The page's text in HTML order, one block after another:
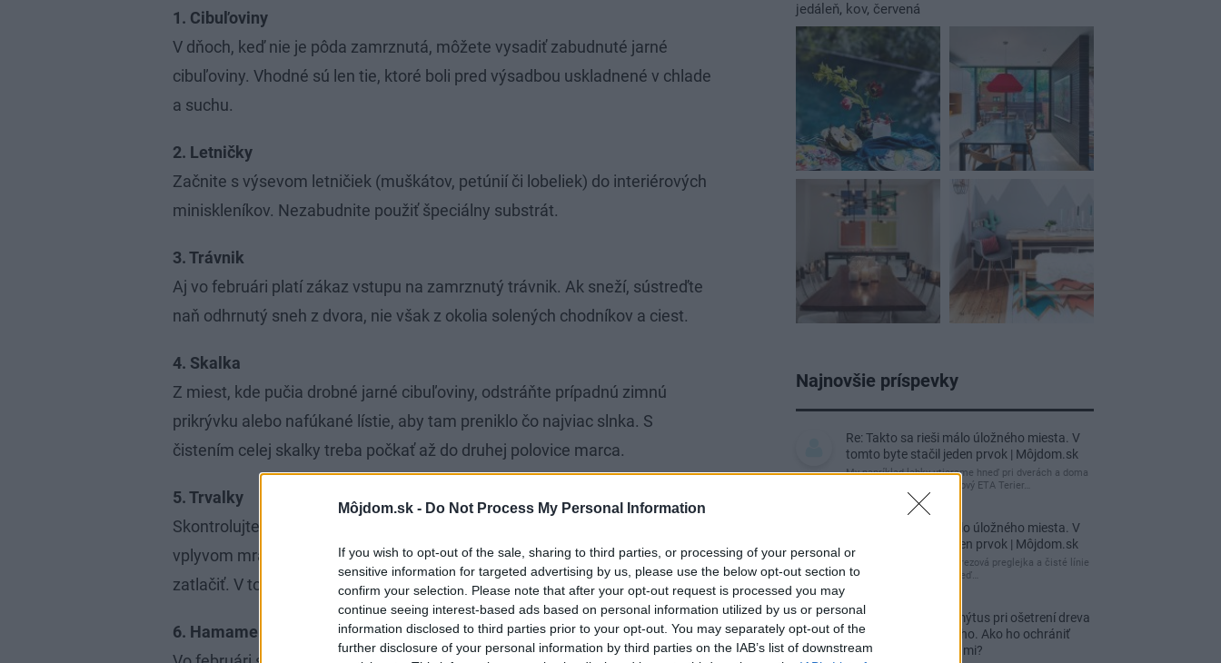
Môjdom.sk - Do Not Process My Personal Information
If you wish to opt-out of the sale, sharing to third parties, or processing of your personal or
sensitive information for targeted advertising by us, please use the below opt-out section to
confirm your selection. Please note that after your opt-out request is processed you may
continue seeing interest-based ads based on personal information utilized by us or personal
information disclosed to third parties prior to your opt-out. You may separately opt-out of the
further disclosure of your personal information by third parties on the IAB’s list of downstream
1. Cibuľoviny
V dňoch, keď nie je pôda zamrznutá, môžete vysadiť zabudnuté jarné
cibuľoviny. Vhodné sú len tie, ktoré boli pred výsadbou uskladnené v chlade
a suchu.
2. Letničky
Začnite s výsevom letničiek (muškátov, petúnií či lobeliek) do interiérových
miniskleníkov. Nezabudnite použiť špeciálny substrát.
3. Trávnik
Aj vo februári platí zákaz vstupu na zamrznutý trávnik. Ak sneží, sústreďte
naň odhrnutý sneh z dvora, nie však z okolia solených chodníkov a ciest.
4. Skalka
Z miest, kde pučia drobné jarné cibuľoviny, odstráňte prípadnú zimnú
prikrývku alebo nafúkané lístie, aby tam preniklo čo najviac slnka. S
čistením celej skalky treba počkať až do druhej polovice marca.
5. Trvalky
Skontrolujte miesta, kde boli v minulom roku vysádzané trvalky. Ak sa
vplyvom mrazu koreňové baly vytiahli z pôdy, opatrne ich treba opäť
zatlačiť. V tomto období môžete začať aj s výsevom trvaliek do skleníka.
6. Hamamely a lykovce
jedáleň, kov, červená
Najnovšie príspevky
Re: Takto sa rieši málo úložného miesta. V
tomto byte stačil jeden prvok | Môjdom.sk
My napríklad labky utierame hneď pri dverách a doma
pred dvere používame tyčový ETA Terier…
Re: Takto sa rieši málo úložného miesta. V
tomto byte stačil jeden prvok | Môjdom.sk
Dizajn je to nádherný, tá brezová preglejka a čisté línie
vyzerajú super. Ale vždy, keď…
Re: Toto je najväčší mýtus pri ošetrení dreva
a môže vás vyjsť draho. Ako ho ochrániť
pred hnitím a škodcami?